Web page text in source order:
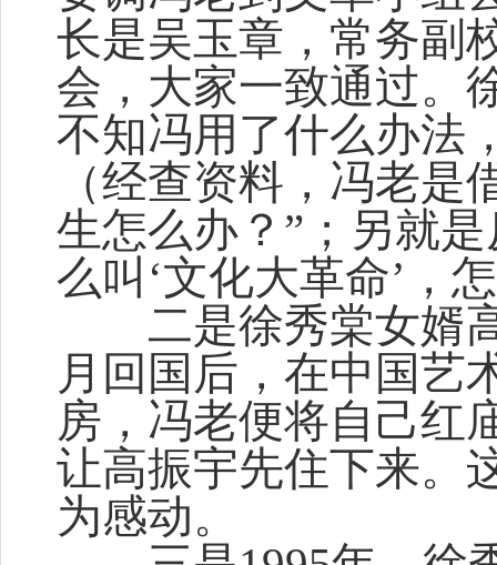
长是吴玉章，常务副
会，大家一致通过。
不知冯用了什么办法
（经查资料，冯老
生怎么办？”；另就
么叫‘文化大革命’，
二是徐秀棠女婿高
月回国后，在中国艺
房，冯老便将自己红
让高振宇先住下来。
为感动。